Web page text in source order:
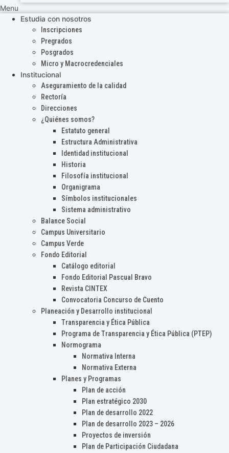
Menu
Estudia con nosotros
Inscripciones
Pregrados
Posgrados
Micro y Macrocredenciales
Institucional
Aseguramiento de la calidad
Rectoría
Direcciones
¿Quiénes somos?
Estatuto general
Estructura Administrativa
Identidad institucional
Historia
Filosofía institucional
Organigrama
Símbolos institucionales
Sistema administrativo
Balance Social
Campus Universitario
Campus Verde
Fondo Editorial
Catálogo editorial
Fondo Editorial Pascual Bravo
Revista CINTEX
Convocatoria Concurso de Cuento
Planeación y Desarrollo institucional
Transparencia y Ética Pública
Programa de Transparencia y Ética Pública (PTEP)
Normograma
Normativa Interna
Normativa Externa
Planes y Programas
Plan de acción
Plan estratégico 2030
Plan de desarrollo 2022
Plan de desarrollo 2023 – 2026
Proyectos de inversión
Plan de Participación Ciudadana